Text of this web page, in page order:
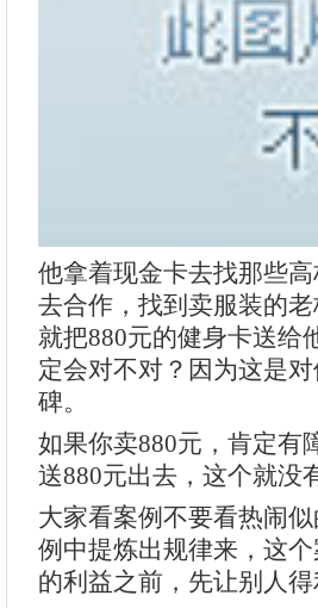
他拿着现金卡去找那些
去合作，找到卖服装的
就把880元的健身卡送给
定会对不对？因为这是
碑。
如果你卖880元，肯定有
送880元出去，这个就没
大家看案例不要看热闹
例中提炼出规律来，这
的利益之前，先让别人得